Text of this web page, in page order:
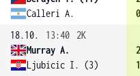
Calleri A.
0
18.10.
13:40
2K
Murray A.
Ljubicic I. (3)
2
1